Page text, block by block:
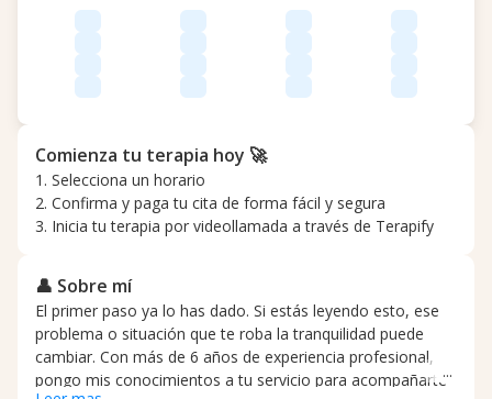
Comienza tu terapia hoy 🚀
1. Selecciona un horario
2. Confirma y paga tu cita de forma fácil y segura
3. Inicia tu terapia por videollamada a través de Terapify
👤 Sobre mí
El primer paso ya lo has dado. Si estás leyendo esto, ese
problema o situación que te roba la tranquilidad puede
cambiar. Con más de 6 años de experiencia profesional,
pongo mis conocimientos a tu servicio para acompañarte